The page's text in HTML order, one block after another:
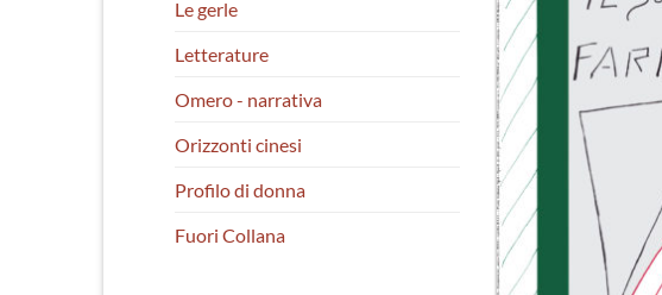
Le gerle
Letterature
Omero - narrativa
Orizzonti cinesi
Profilo di donna
Fuori Collana